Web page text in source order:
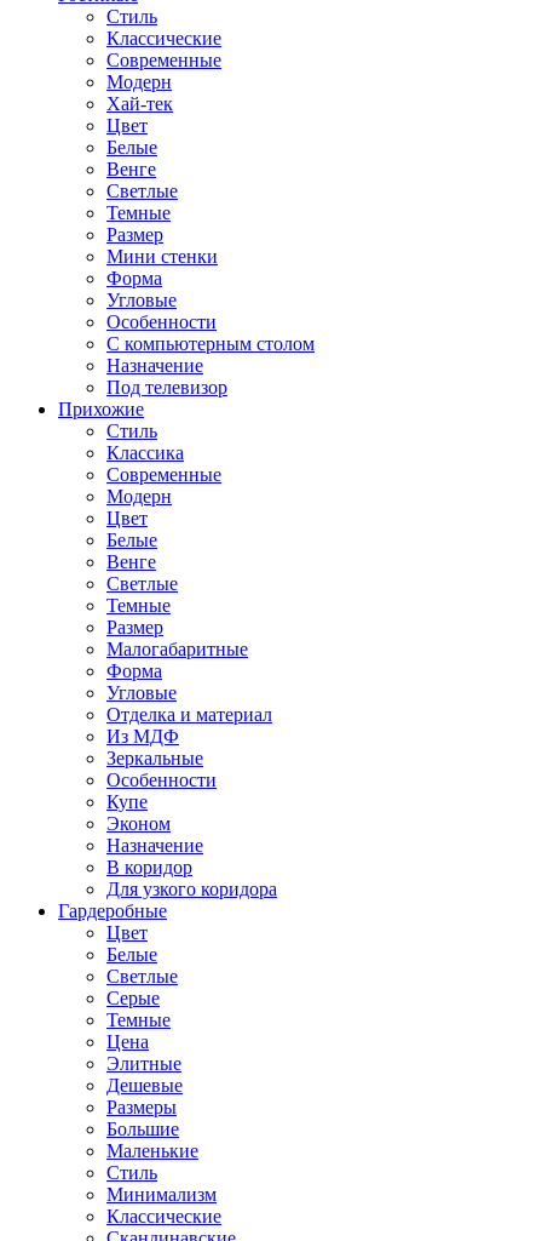
Стиль
Классические
Современные
Модерн
Хай-тек
Цвет
Белые
Венге
Светлые
Темные
Размер
Мини стенки
Форма
Угловые
Особенности
С компьютерным столом
Назначение
Под телевизор
Прихожие
Стиль
Классика
Современные
Модерн
Цвет
Белые
Венге
Светлые
Темные
Размер
Малогабаритные
Форма
Угловые
Отделка и материал
Из МДФ
Зеркальные
Особенности
Купе
Эконом
Назначение
В коридор
Для узкого коридора
Гардеробные
Цвет
Белые
Светлые
Серые
Темные
Цена
Элитные
Дешевые
Размеры
Большие
Маленькие
Стиль
Минимализм
Классические